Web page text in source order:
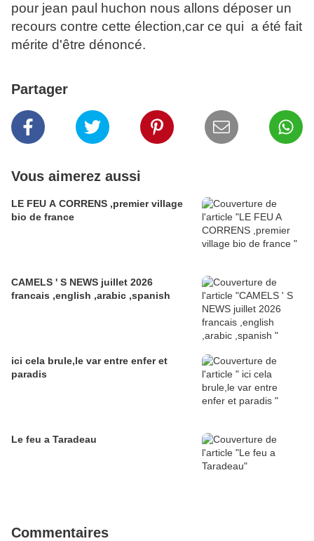
pour jean paul huchon nous allons déposer un
recours contre cette élection,car ce qui a été fait
mérite d'être dénoncé.
Partager
Vous aimerez aussi
LE FEU A CORRENS ,premier village
bio de france
CAMELS ' S NEWS juillet 2026
francais ,english ,arabic ,spanish
ici cela brule,le var entre enfer et
paradis
Le feu a Taradeau
Commentaires